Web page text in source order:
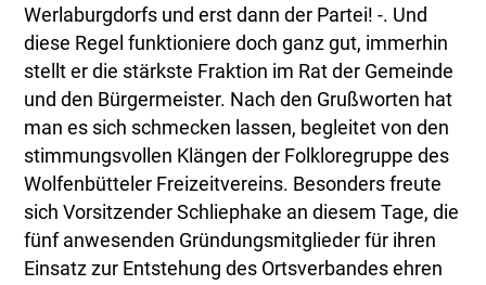
Werlaburgdorfs und erst dann der Partei! -. Und
diese Regel funktioniere doch ganz gut, immerhin
stellt er die stärkste Fraktion im Rat der Gemeinde
und den Bürgermeister. Nach den Grußworten hat
man es sich schmecken lassen, begleitet von den
stimmungsvollen Klängen der Folkloregruppe des
Wolfenbütteler Freizeitvereins. Besonders freute
sich Vorsitzender Schliephake an diesem Tage, die
fünf anwesenden Gründungsmitglieder für ihren
Einsatz zur Entstehung des Ortsverbandes ehren